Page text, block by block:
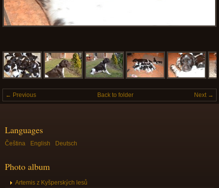
← Previous Next →
Back to folder
Languages
Čeština English Deutsch
Photo album
Artemis z Kyšperských lesů